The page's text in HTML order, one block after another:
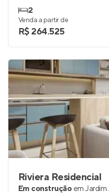
2
Venda a partir de
R$ 264.525
Riviera Residencial
Em construção em Jardim